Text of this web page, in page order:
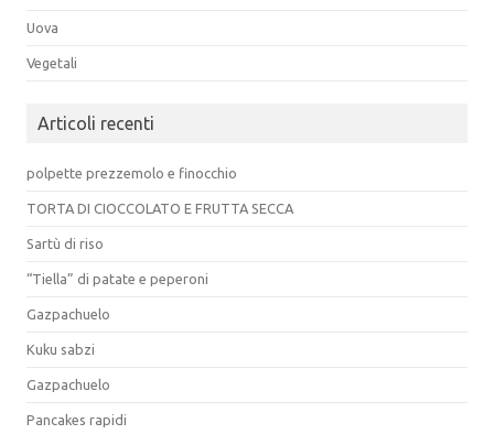
Uova
Vegetali
Articoli recenti
polpette prezzemolo e finocchio
TORTA DI CIOCCOLATO E FRUTTA SECCA
Sartù di riso
“Tiella” di patate e peperoni
Gazpachuelo
Kuku sabzi
Gazpachuelo
Pancakes rapidi